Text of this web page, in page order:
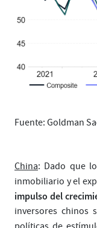
Fuente: Goldman
China: Dado que
inmobiliario y el
impulso del
inversores chinos